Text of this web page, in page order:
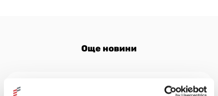
Още новини